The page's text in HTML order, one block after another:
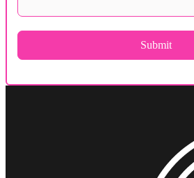
Submit